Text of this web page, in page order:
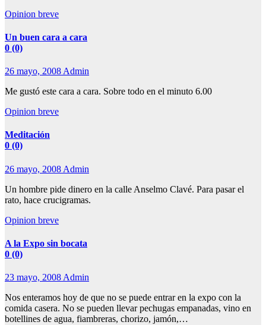
Opinion breve
Un buen cara a cara
0 (0)
26 mayo, 2008 Admin
Me gustó este cara a cara. Sobre todo en el minuto 6.00
Opinion breve
Meditación
0 (0)
26 mayo, 2008 Admin
Un hombre pide dinero en la calle Anselmo Clavé. Para pasar el
rato, hace crucigramas.
Opinion breve
A la Expo sin bocata
0 (0)
23 mayo, 2008 Admin
Nos enteramos hoy de que no se puede entrar en la expo con la
comida casera. No se pueden llevar pechugas empanadas, vino en
botellines de agua, fiambreras, chorizo, jamón,…